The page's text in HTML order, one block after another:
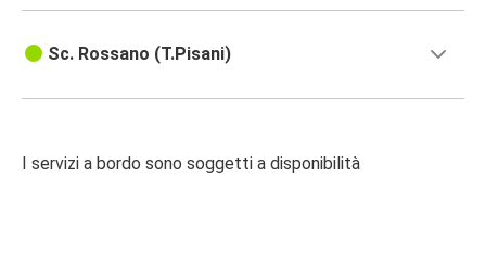
Sc. Rossano (T.Pisani)
I servizi a bordo sono soggetti a disponibilità